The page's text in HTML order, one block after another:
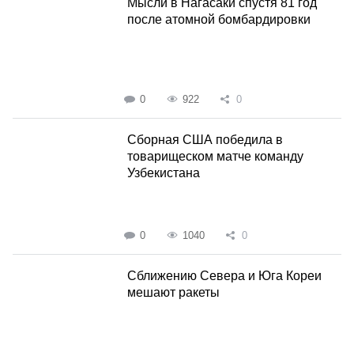
Мысли в Нагасаки спустя 81 год
после атомной бомбардировки
0 922 0
Сборная США победила в
товарищеском матче команду
Узбекистана
0 1040 0
Сближению Севера и Юга Кореи
мешают ракеты